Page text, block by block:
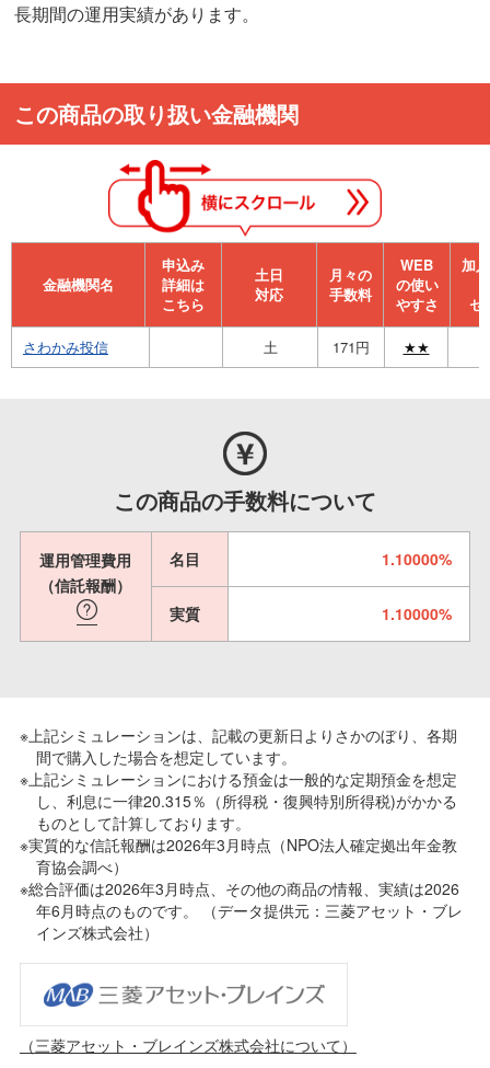
長期間の運用実績があります。
この商品の取り扱い金融機関
金融機関名
申込み
詳細は
こちら
⼟⽇
対応
月々の
手数料
WEB
の使い
やすさ
加
セ
さわかみ投信 土 171円 ★★
この商品の手数料について
運用管理費用
（信託報酬）
名目 1.10000%
実質 1.10000%
※上記シミュレーションは、記載の更新日よりさかのぼり、各期
間で購入した場合を想定しています。
※上記シミュレーションにおける預金は一般的な定期預金を想定
し、利息に一律20.315％（所得税・復興特別所得税)がかかる
ものとして計算しております。
※実質的な信託報酬は2026年3月時点（NPO法人確定拠出年金教
育協会調べ）
※総合評価は2026年3月時点、その他の商品の情報、実績は2026
年6月時点のものです。 （データ提供元：三菱アセット・ブレ
インズ株式会社）
（三菱アセット・ブレインズ株式会社について）